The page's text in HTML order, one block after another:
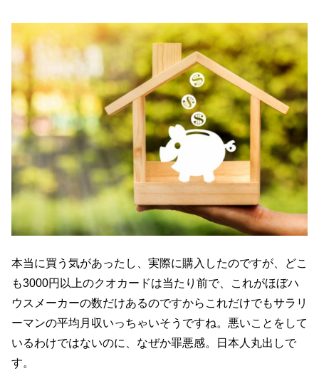
本当に買う気があったし、実際に購入したのですが、どこ
も3000円以上のクオカードは当たり前で、これがほぼハ
ウスメーカーの数だけあるのですからこれだけでもサラリ
ーマンの平均月収いっちゃいそうですね。悪いことをして
いるわけではないのに、なぜか罪悪感。日本人丸出しで
す。